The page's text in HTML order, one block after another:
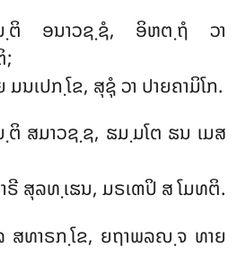
ຕິ ອນາວຊ຺ຊໍ, ອິຫຕ຺ຖໍ ວາ
ນເປກ຺ໂຂ, ສຸຊຸໍ ວາ ປາຍຄາມິໂກ.
ຕິ ສມາວຊ຺ຊ, ຘມ຺ມໂຕ ຘນ ເມສ
ສຸລທ຺ເຘນ, ມຣເຓປິ ສ ໂມທຕິ.
ທາຣກ຺ໂຂ, ຍຖາພລຎ຺ຈ ທາຍ